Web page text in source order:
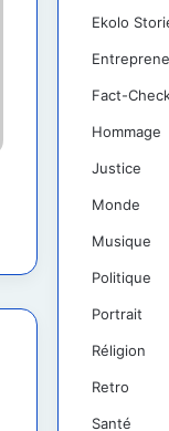
Ekolo
Fact-
Hommage
Justice
Monde
Musique
Politique
Portrait
Réligion
Retro
Santé